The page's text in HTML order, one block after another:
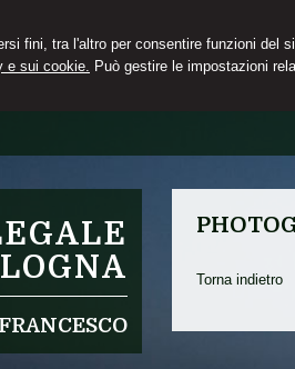
fini, tra l'altro per consentire funzioni del
e sui cookie. Può gestire le impostazioni
Torna indietro